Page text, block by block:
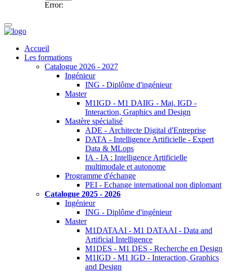
Error:
Accueil
Les formations
Catalogue 2026 - 2027
Ingénieur
ING - Diplôme d'ingénieur
Master
M1IGD - M1 DAIIG - Maj. IGD -
Interaction, Graphics and Design
Mastère spécialisé
ADE - Architecte Digital d'Entreprise
DATA - Intelligence Artificielle - Expert
Data & MLops
IA - IA : Intelligence Artificielle
multimodale et autonome
Programme d'échange
PEI - Echange international non diplomant
Catalogue 2025 - 2026
Ingénieur
ING - Diplôme d'ingénieur
Master
M1DATAAI - M1 DATAAI - Data and
Artificial Intelligence
M1DES - M1 DES - Recherche en Design
M1IGD - M1 IGD - Interaction, Graphics
and Design